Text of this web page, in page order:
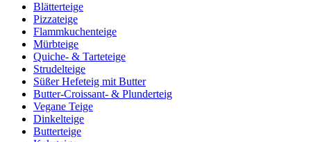
Blätterteige
Pizzateige
Flammkuchenteige
Mürbteige
Quiche- & Tarteteige
Strudelteige
Süßer Hefeteig mit Butter
Butter-Croissant- & Plunderteig
Vegane Teige
Dinkelteige
Butterteige